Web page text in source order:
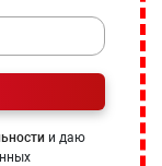
и даю